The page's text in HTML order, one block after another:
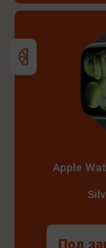
Apple
Под